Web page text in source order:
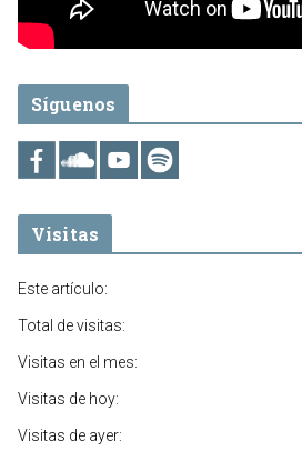
Síguenos
Visitas
Este artículo:
Total de visitas:
Visitas en el mes:
Visitas de hoy:
Visitas de ayer: